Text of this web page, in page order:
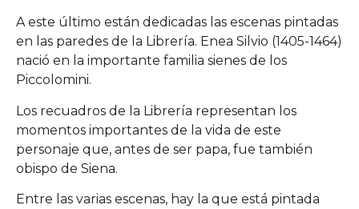
A este último están dedicadas las escenas pintadas
en las paredes de la Librería. Enea Silvio (1405-1464)
nació en la importante familia sienes de los
Piccolomini.
Los recuadros de la Librería representan los
momentos importantes de la vida de este
personaje que, antes de ser papa, fue también
obispo de Siena.
Entre las varias escenas, hay la que está pintada